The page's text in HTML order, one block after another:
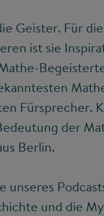
Geister. Für
ist sie
Fürsprecher.
der
Berlin.
unseres
und die